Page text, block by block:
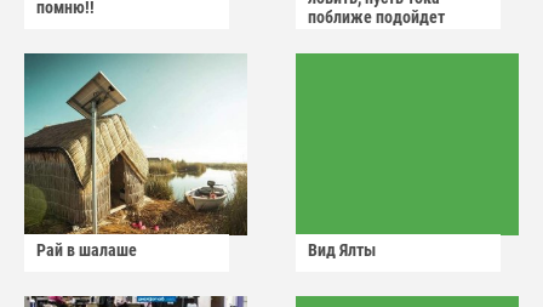
помню!!
поближе подойдет
Рай в шалаше Вид Ялты